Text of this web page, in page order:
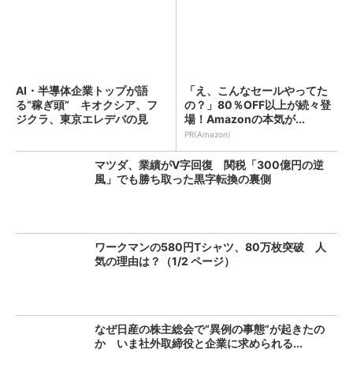
AI・半導体企業トップが語
る“稼ぎ頭” キオクシア、フ
ジクラ、東京エレデバの見
「え、こんなセールやってた
の？」80％OFF以上が続々登
場！Amazonの本気が...
PR(Amazon)
マツダ、業績がV字回復 関税「300億円の逆
風」でも勝ち取った黒字転換の裏側
ワークマンの580円Tシャツ、80万枚突破 人
気の理由は？（1/2 ページ）
なぜ日産の株主総会で“異例の事態”が起きたの
か いま社外取締役と企業に求められる...